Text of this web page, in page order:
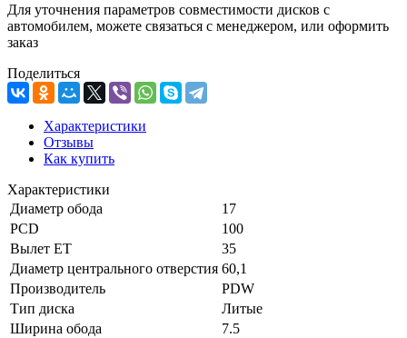
Для уточнения параметров совместимости дисков с
автомобилем, можете связаться с менеджером, или оформить
заказ
Поделиться
Характеристики
Отзывы
Как купить
Характеристики
Диаметр обода
17
PCD
100
Вылет ET
35
Диаметр центрального отверстия 60,1
Производитель
PDW
Тип диска
Литые
Ширина обода
7.5